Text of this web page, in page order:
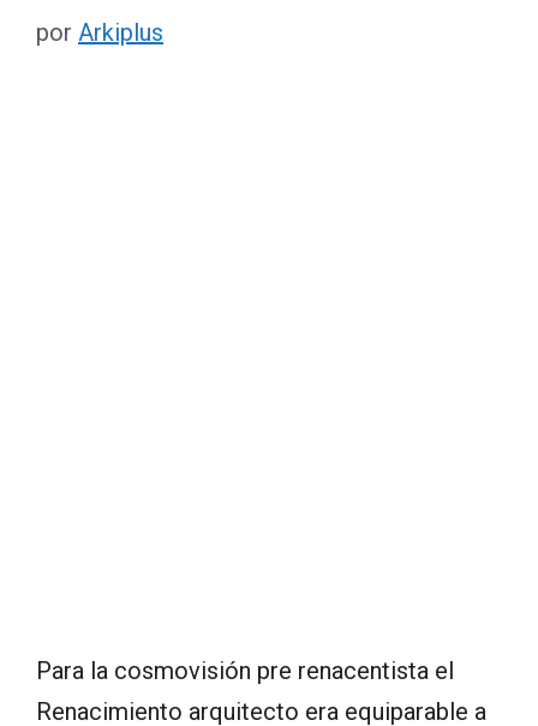
por Arkiplus
Para la cosmovisión pre renacentista el
Renacimiento arquitecto era equiparable a